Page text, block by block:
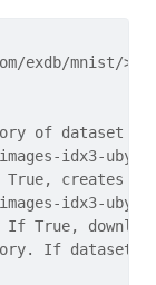
exdb/mnist/
of dataset
idx3-
creates
idx3-
True,
If dataset